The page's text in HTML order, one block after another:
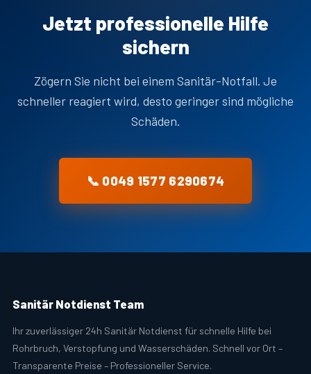
Jetzt professionelle Hilfe
sichern
Zögern Sie nicht bei einem Sanitär-Notfall. Je
schneller reagiert wird, desto geringer sind mögliche
Schäden.
📞 0049 1577 6290674
Sanitär Notdienst Team
Ihr zuverlässiger 24h Sanitär Notdienst für schnelle Hilfe bei
Rohrbruch, Verstopfung und Wasserschäden. Schnell vor Ort –
Transparente Preise – Professioneller Service.